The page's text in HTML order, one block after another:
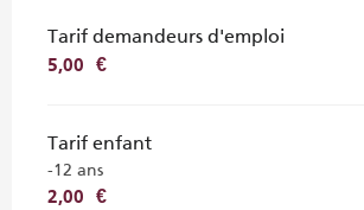
Tarif demandeurs d'emploi
5,00 €
Tarif enfant
-12 ans
2,00 €